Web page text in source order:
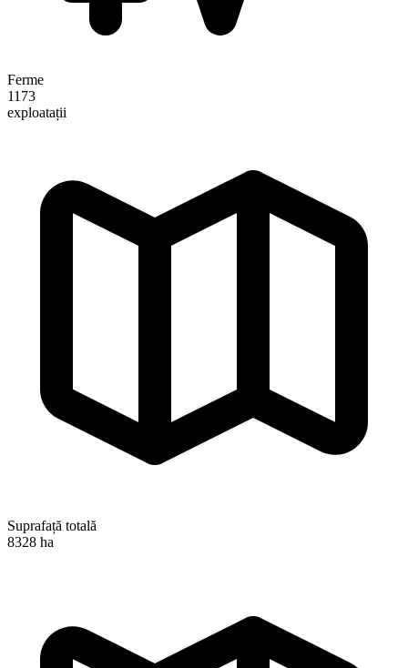
Ferme
1173
exploatații
Suprafață totală
8328 ha